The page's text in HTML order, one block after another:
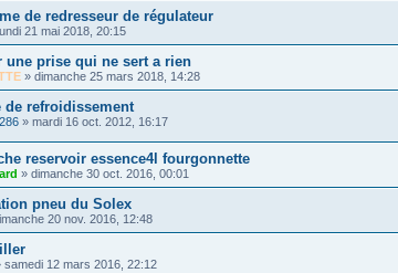
de redresseur de régulateur
21 mai 2018, 20:15
une prise qui ne sert a rien
» dimanche 25 mars 2018, 14:28
de refroidissement
» mardi 16 oct. 2012, 16:17
reservoir essence4l fourgonnette
» dimanche 30 oct. 2016, 00:01
pneu du Solex
20 nov. 2016, 12:48
samedi 12 mars 2016, 22:12